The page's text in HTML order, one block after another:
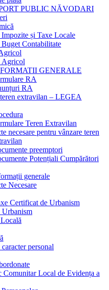
PUBLIC NĂVODARI
și Taxe Locale
Contabilitate
Agricol
GENERALE
RA
RA
extravilan – LEGEA
Teren Extravilan
necesare pentru vânzare teren
preemptori
Potențiali Cumpărători
generale
Necesare
Certificat de Urbanism
personal
Comunitar Local de Evidența a